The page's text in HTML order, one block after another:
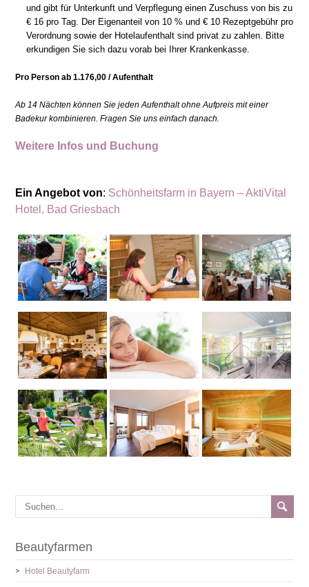
und gibt für Unterkunft und Verpflegung einen Zuschuss von bis zu
€ 16 pro Tag. Der Eigenanteil von 10 % und € 10 Rezeptgebühr pro
Verordnung sowie der Hotelaufenthalt sind privat zu zahlen. Bitte
erkundigen Sie sich dazu vorab bei Ihrer Krankenkasse.
Pro Person ab 1.176,00 / Aufenthalt
Ab 14 Nächten können Sie jeden Aufenthalt ohne Aufpreis mit einer
Badekur kombinieren. Fragen Sie uns einfach danach.
Weitere Infos und Buchung
Ein Angebot von: Schönheitsfarm in Bayern – AktiVital
Hotel, Bad Griesbach
Beautyfarmen
Hotel Beautyfarm